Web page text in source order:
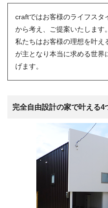
craftではお客様のライフスタ
から考え、ご提案いたします。
私たちはお客様の理想を叶え
が主となり本当に求める世界
げます。
完全自由設計の家で叶える4